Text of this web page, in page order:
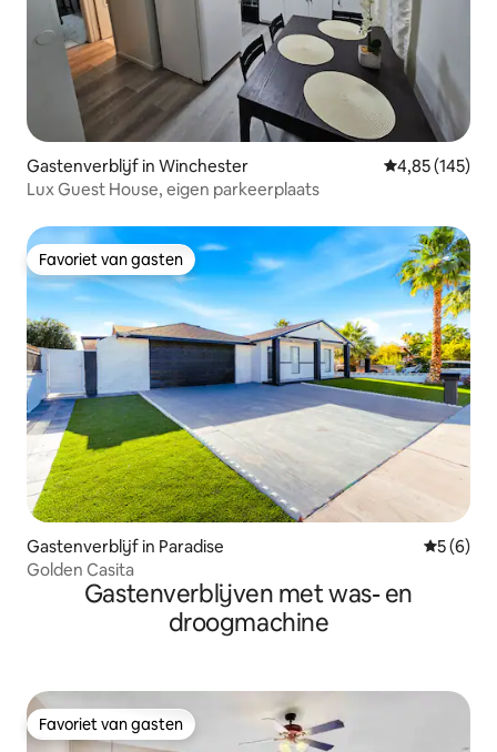
Gastenverblijf in Winchester Gemiddelde
4,85 (145)
Lux Guest House, eigen parkeerplaats
Favoriet van gasten
Favoriet van gasten
Gastenverblijf in Paradise
5 (6)
Golden Casita
Gastenverblijven met was- en
droogmachine
Favoriet van gasten
Favoriet van gasten